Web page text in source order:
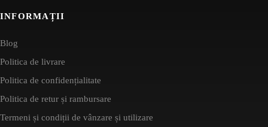
INFORMAȚII
Blog
Politica de livrare
Politica de confidențialitate
Politica de retur și rambursare
Termeni și condiții de vânzare și utilizare